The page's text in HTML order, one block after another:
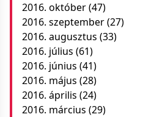
2016. október(47)
2016. szeptember(27)
2016. augusztus (33)
2016. július (61)
2016. június (41)
2016. május (28)
2016. április (24)
2016. március (29)